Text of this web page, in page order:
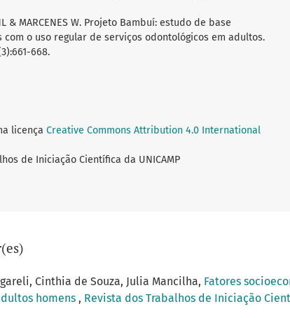
HL & MARCENES W. Projeto Bambuí: estudo de base
o uso regular de serviços odontológicos em adultos.
668.
licença Creative Commons Attribution 4.0 International
de Iniciação Científica da UNICAMP
Cinthia de Souza, Julia Mancilha, Fatores
homens , Revista dos Trabalhos de Iniciação